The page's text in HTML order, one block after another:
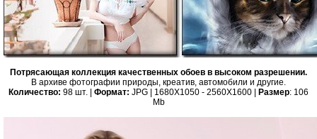
Потрясающая коллекция качественных обоев в высоком разрешении.
В архиве фотографии природы, креатив, автомобили и другие.
Количество: 98 шт. | Формат: JPG | 1680X1050 - 2560X1600 | Размер: 106
Mb